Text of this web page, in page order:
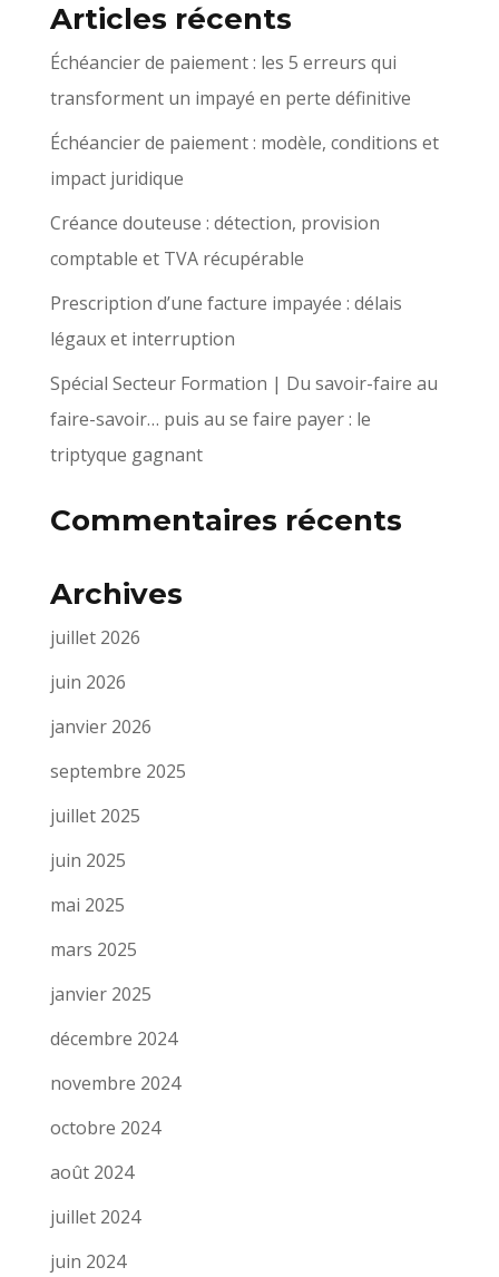
Articles récents
Échéancier de paiement : les 5 erreurs qui
transforment un impayé en perte définitive
Échéancier de paiement : modèle, conditions et
impact juridique
Créance douteuse : détection, provision
comptable et TVA récupérable
Prescription d’une facture impayée : délais
légaux et interruption
Spécial Secteur Formation | Du savoir-faire au
faire-savoir… puis au se faire payer : le
triptyque gagnant
Commentaires récents
Archives
juillet 2026
juin 2026
janvier 2026
septembre 2025
juillet 2025
juin 2025
mai 2025
mars 2025
janvier 2025
décembre 2024
novembre 2024
octobre 2024
août 2024
juillet 2024
juin 2024